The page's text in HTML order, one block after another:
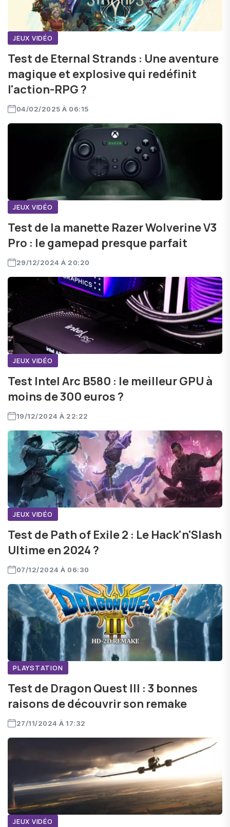
JEUX VIDÉO
Test de Eternal Strands : Une aventure
magique et explosive qui redéfinit
l'action-RPG ?
04/02/2025 À 06:15
JEUX VIDÉO
Test de la manette Razer Wolverine V3
Pro : le gamepad presque parfait
29/12/2024 À 20:20
JEUX VIDÉO
Test Intel Arc B580 : le meilleur GPU à
moins de 300 euros ?
19/12/2024 À 22:22
JEUX VIDÉO
Test de Path of Exile 2 : Le Hack'n'Slash
Ultime en 2024 ?
07/12/2024 À 06:30
PLAYSTATION
Test de Dragon Quest III : 3 bonnes
raisons de découvrir son remake
27/11/2024 À 17:32
JEUX VIDÉO